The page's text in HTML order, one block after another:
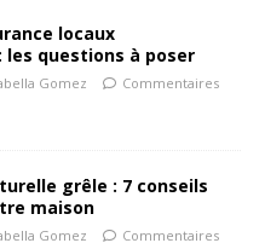
locaux
les questions à poser
Gomez
Commentaires
grêle : 7 conseils
maison
Gomez
Commentaires